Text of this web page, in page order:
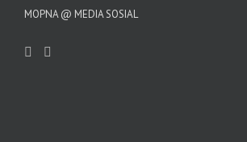
MOPNA @ MEDIA SOSIAL